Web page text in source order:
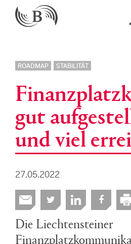
ROADMAP STABILITÄT
gut
und viel
27.05.2022
Die Liechtensteiner